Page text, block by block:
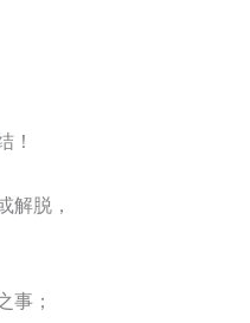
！
解脱，
事；